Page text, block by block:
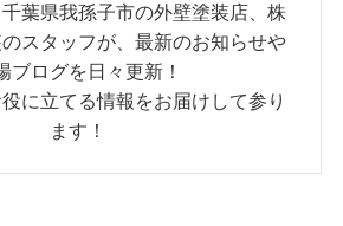
葉県我孫子市の外壁塗装店、株
スタッフが、最新のお知らせや
ブログを日々更新！
に立てる情報をお届けして参り
ます！